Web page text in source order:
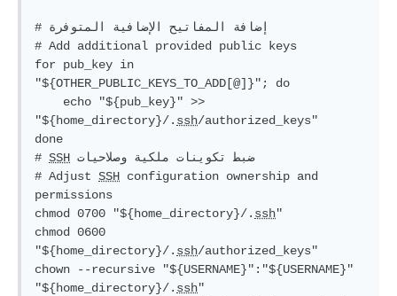
# إضافة المفاتيح الإضافية المتوفرة
# Add additional provided public keys
for pub_key in
"${OTHER_PUBLIC_KEYS_TO_ADD[@]}" ; do
echo
"${pub_key}"
"${home_directory}/. ssh/authorized_keys"
done
# SSH
ضبط تكوينات ملكية وصلاحيات
# Adjust SSH configuration ownership and
permissions
chmod 0700
"${home_directory}/. ssh"
"${home_directory}/. ssh/authorized_keys"
chown --recursive
"${USERNAME}" : "${USERNAME}"
"${home_directory}/. ssh"